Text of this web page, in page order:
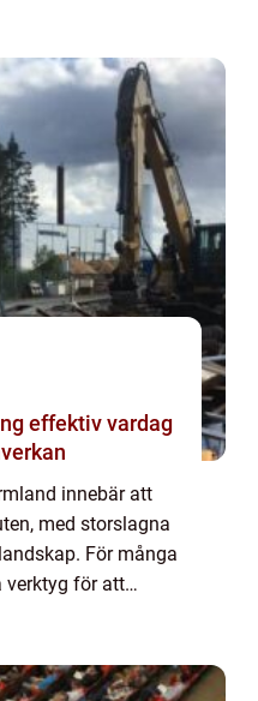
innebär att
med storslagna
För många
verktyg för att